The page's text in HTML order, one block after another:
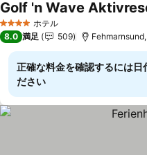
4 ホテルのランク
ホテル
Golf 'n Wave
8.0 満足 509
正確な料金を確認するには日
ださい